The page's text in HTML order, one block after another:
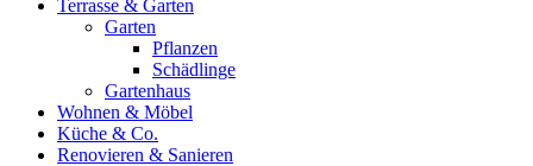
Terrasse & Garten
Garten
Pflanzen
Schädlinge
Gartenhaus
Wohnen & Möbel
Küche & Co.
Renovieren & Sanieren